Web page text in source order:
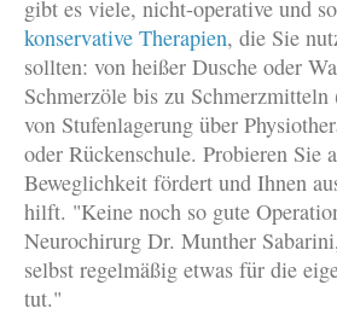
gibt es viele, nicht-operative und
konservative Therapien, die Sie
sollten: von heißer Dusche oder
Schmerzöle bis zu Schmerzmitteln
von Stufenlagerung über
oder Rückenschule. Probieren Sie
Beweglichkeit fördert und Ihnen
hilft. "Keine noch so gute
Neurochirurg Dr. Munther
selbst regelmäßig etwas für die
tut."